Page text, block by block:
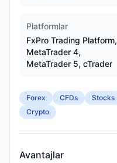
Platformlar
FxPro Trading Platform,
MetaTrader 4,
MetaTrader 5, cTrader
Forex CFDs Stocks
Crypto
Avantajlar